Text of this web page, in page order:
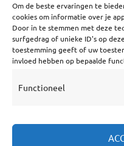
Om de beste ervaringen te
cookies om informatie over je
Door in te stemmen met deze
surfgedrag of unieke ID's op
toestemming geeft of uw
invloed hebben op bepaalde
Functioneel
Samenwerken
Redactiestatuut
Over Ons